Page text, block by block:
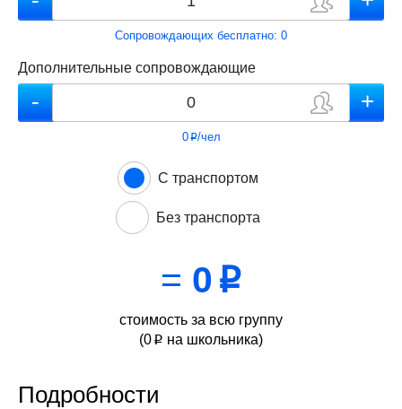
Сопровождающих бесплатно: 0
Дополнительные сопровождающие
0p/чел
С транспортом
Без транспорта
= 0 p
стоимость за всю группу
(0 p на школьника)
Подробности